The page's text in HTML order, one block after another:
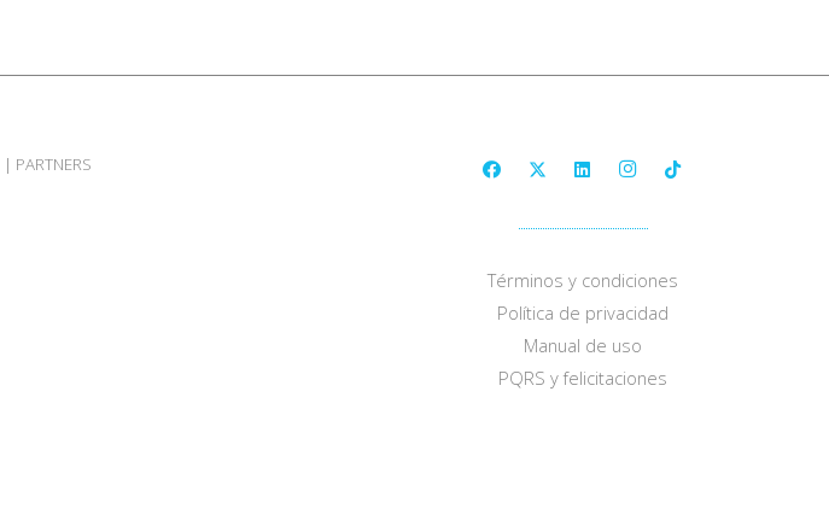
| PARTNERS
Términos y condiciones
Política de privacidad
Manual de uso
PQRS y felicitaciones